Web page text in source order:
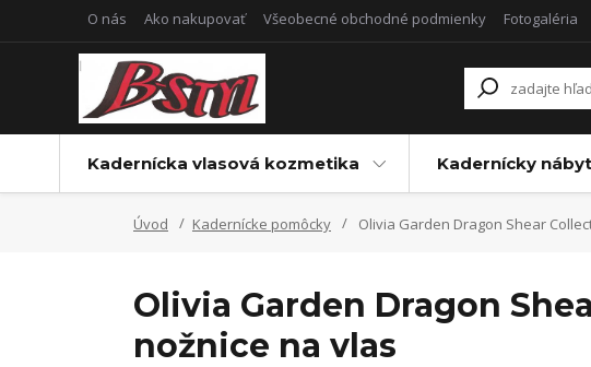
O nás Ako nakupovať Všeobecné obchodné podmienky Fotogaléria
Kadernícka vlasová kozmetika Kadernícky
Úvod Kadernícke pomôcky Olivia Garden Dragon Shear
Olivia Garden Dragon
nožnice na vlas